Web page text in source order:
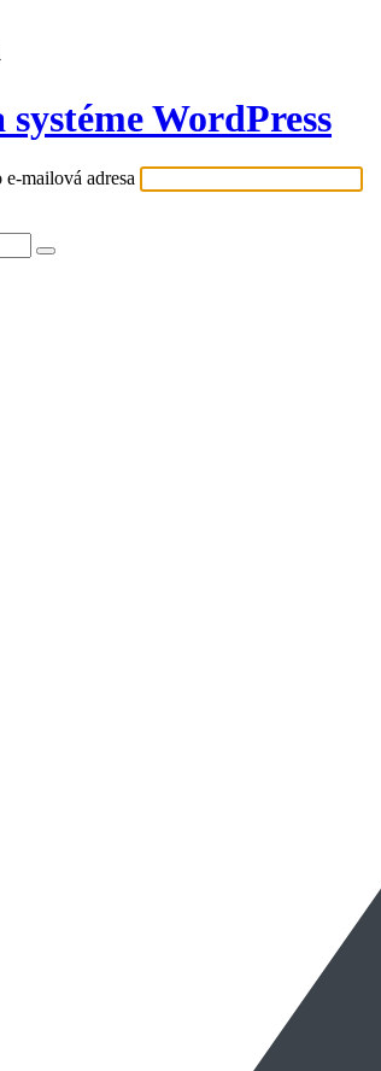
systéme WordPress
mailová adresa